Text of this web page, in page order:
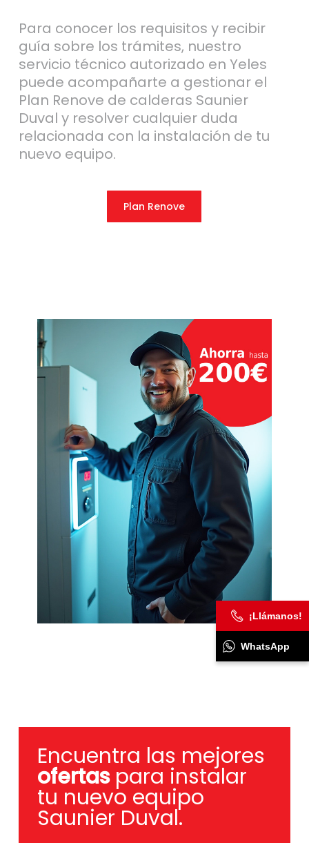
Para conocer los requisitos y recibir
guía sobre los trámites, nuestro
servicio técnico autorizado en Yeles
puede acompañarte a gestionar el
Plan Renove de calderas Saunier
Duval y resolver cualquier duda
relacionada con la instalación de tu
nuevo equipo.
Plan Renove
Encuentra las mejores
ofertaspara instalar
tu nuevo equipo
Saunier Duval.
¡Llámanos!
WhatsApp